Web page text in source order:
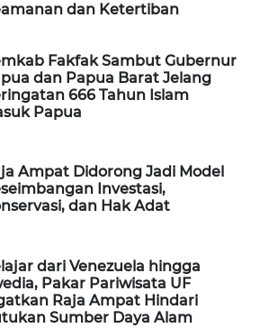
dan Ketertiban
Fakfak Sambut Gubernur
dan Papua Barat Jelang
666 Tahun Islam
Papua
Ampat Didorong Jadi Model
Investasi,
dan Hak Adat
dari Venezuela hingga
Pakar Pariwisata UF
Raja Ampat Hindari
Sumber Daya Alam